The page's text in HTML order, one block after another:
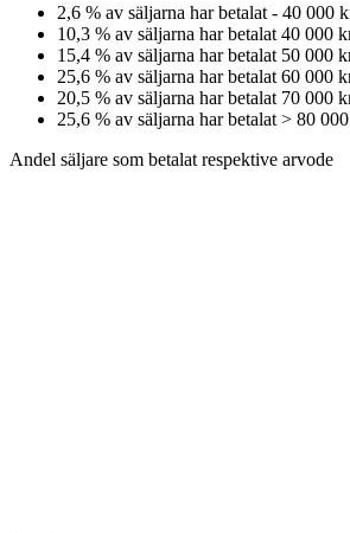
2,6 % av säljarna har betalat - 40 000
10,3 % av säljarna har betalat 40 000
15,4 % av säljarna har betalat 50 000
25,6 % av säljarna har betalat 60 000
20,5 % av säljarna har betalat 70 000
25,6 % av säljarna har betalat > 80
Andel säljare som betalat respektive arvode